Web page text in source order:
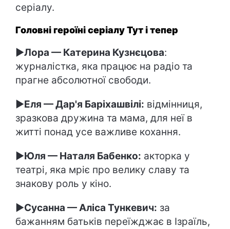
серіалу.
Головні героїні серіалу Тут і тепер
►Лора — Катерина Кузнєцова:
журналістка, яка працює на радіо та
прагне абсолютної свободи.
►Еля — Дар'я Баріхашвілі: відмінниця,
зразкова дружина та мама, для неї в
житті понад усе важливе кохання.
►Юля — Наталя Бабенко: акторка у
театрі, яка мріє про велику славу та
знакову роль у кіно.
►Сусанна — Аліса Тункевич: за
бажанням батьків переїжджає в Ізраїль,